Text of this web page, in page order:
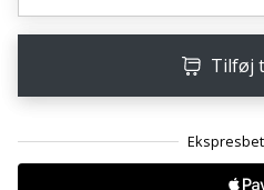
og
af,
Tilføj